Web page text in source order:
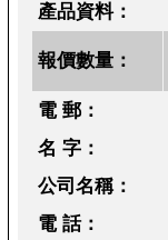
產品資料：
報價數量：
電 郵：
名 字：
公司名稱：
電 話：